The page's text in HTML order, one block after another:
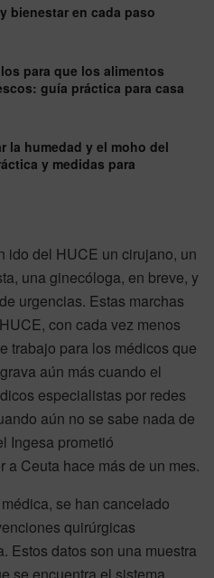
bienestar en cada paso
para que los alimentos
guía práctica para casa
la humedad y el moho del
y medidas para
ido del HUCE un cirujano, un
una ginecóloga, en breve, y
urgencias. Estas marchas
con cada vez menos
trabajo para los médicos que
aún más cuando el
especialistas por redes
aún no se sabe nada de
Ingesa prometió
a Ceuta hace más de un mes.
se han cancelado
quirúrgicas
Estos datos son una muestra